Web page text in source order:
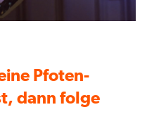
Pfoten-
dann folge